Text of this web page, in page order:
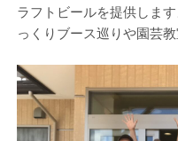
ラフトビールを提供しま
っくりブース巡りや園芸教